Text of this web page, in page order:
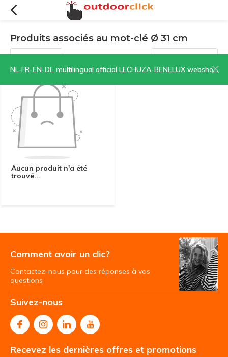
NL-FR-EN-DE multilingual official LECHUZA-BENELUX webshop | CLICK HERE NOW!
Produits associés au mot-clé Ø 31 cm
Filtres Trier par:
Aucun produit n'a été
trouvé...
Comment avoir un clic?
Contactez-nous pour des réponses à vos
questions
Suivez-nous
Recevez les dernières offres et promotions